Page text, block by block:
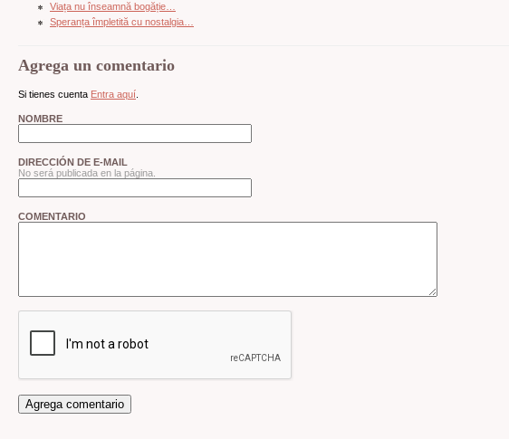
Viața nu înseamnă bogăție…
Speranța împletită cu nostalgia…
Agrega un comentario
Si tienes cuenta Entra aquí
NOMBRE
DIRECCIÓN DE E-MAIL
No será publicada en la página.
COMENTARIO